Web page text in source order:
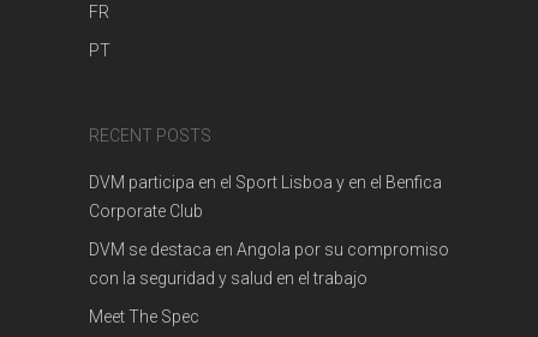
FR
PT
RECENT POSTS
DVM participa en el Sport Lisboa y en el Benfica
Corporate Club
DVM se destaca en Angola por su compromiso
con la seguridad y salud en el trabajo
Meet The Spec